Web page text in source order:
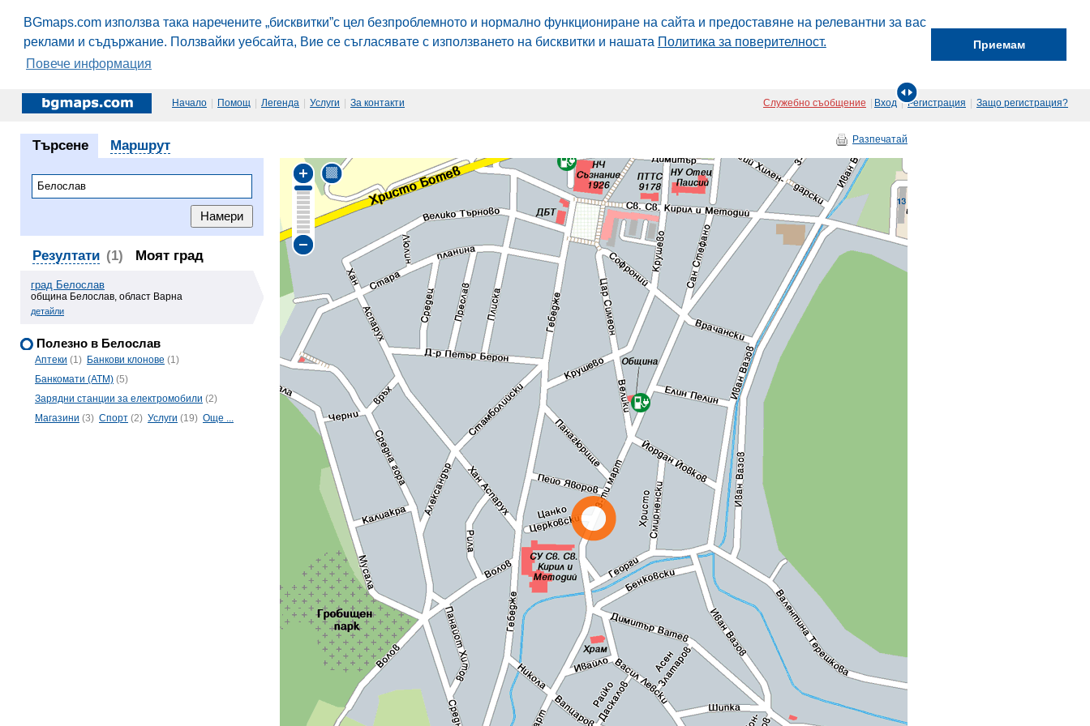
BGmaps.com използва така наречените „бисквитки”с цел безпроблемното и нормално функциониране на сайта и предоставяне на релевантни за вас
реклами и съдържание. Ползвайки уебсайта, Вие се съгласявате с използването на бисквитки и нашата Политика за поверителност.
Повече информация
Приемам
Начало Помощ Легенда Услуги За контакти Служебно съобщение Вход |Регистрация Защо регистрация?
Търсене Маршрут
Резултати (1) Моят град
град Белослав
община Белослав, област Варна
детайли
Полезно в Белослав
Аптеки (1) Банкови клонове (1)
Банкомати (ATM) (5)
Зарядни станции за електромобили (2)
Магазини (3) Спорт (2) Услуги (19) Още ...
Разпечатай